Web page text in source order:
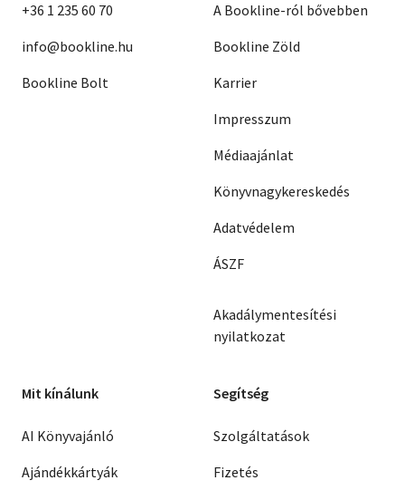
+36 1 235 60 70
info@bookline.hu
Bookline Bolt
A Bookline-ról bővebben
Bookline Zöld
Karrier
Impresszum
Médiaajánlat
Könyvnagykereskedés
Adatvédelem
ÁSZF
Akadálymentesítési
nyilatkozat
Mit kínálunk
AI Könyvajánló
Ajándékkártyák
Segítség
Szolgáltatások
Fizetés